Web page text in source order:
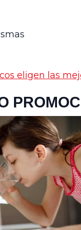
eligen las